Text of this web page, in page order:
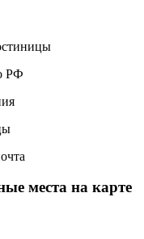
РФ
места на карте